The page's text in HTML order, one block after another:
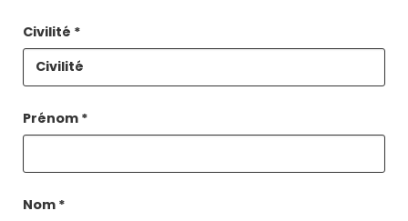
Civilité *
Prénom *
Nom *